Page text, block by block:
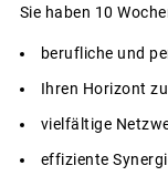
Sie haben 10
berufliche und
Ihren Horizont
vielfältige
effiziente